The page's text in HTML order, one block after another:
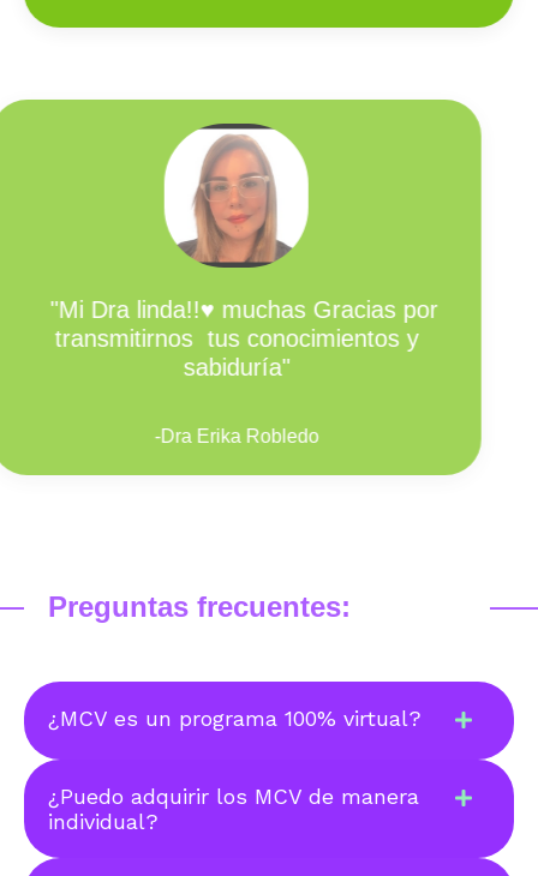
"Mi Dra linda!!♥️ muchas Gracias por
transmitirnos tus conocimientos y
sabiduría"
- Dra Erika Robledo
Preguntas frecuentes:
¿MCV es un programa 100% virtual?
¿Puedo adquirir los MCV de manera
individual?